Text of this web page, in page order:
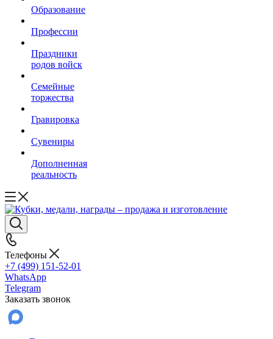
Образование
Профессии
Праздники
родов войск
Семейные
торжества
Гравировка
Сувениры
Дополненная
реальность
Телефоны
+7 (499) 151-52-01
WhatsApp
Telegram
Заказать звонок